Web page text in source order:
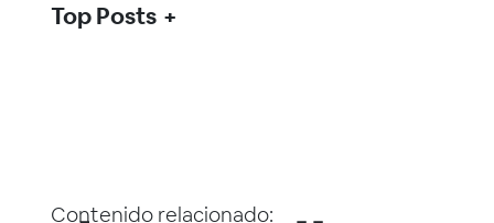
Contenido relacionado:
Top Posts